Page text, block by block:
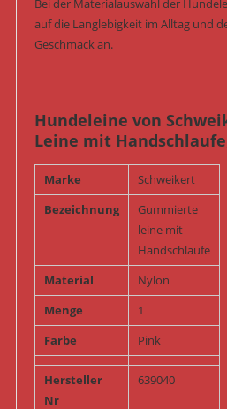
auf die Langlebigkeit im Alltag und
Geschmack an.
Hundeleine von
Leine mit
Marke
Schweikert
Bezeichnung
Gummierte
leine mit
Handschlaufe
Material
Nylon
Menge
1
Farbe
Pink
Hersteller
Nr
639040